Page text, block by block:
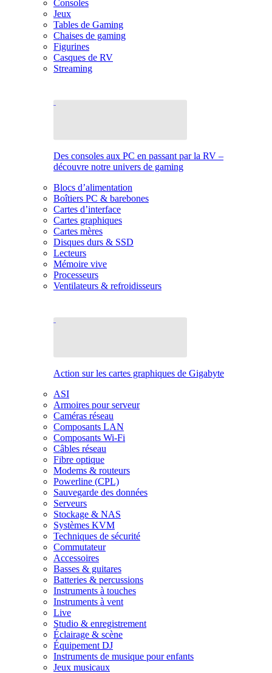
Consoles
Jeux
Tables de Gaming
Chaises de gaming
Figurines
Casques de RV
Streaming
Des consoles aux PC en passant par la RV –
découvre notre univers de gaming
Blocs d’alimentation
Boîtiers PC & barebones
Cartes d’interface
Cartes graphiques
Cartes mères
Disques durs & SSD
Lecteurs
Mémoire vive
Processeurs
Ventilateurs & refroidisseurs
Action sur les cartes graphiques de Gigabyte
ASI
Armoires pour serveur
Caméras réseau
Composants LAN
Composants Wi-Fi
Câbles réseau
Fibre optique
Modems & routeurs
Powerline (CPL)
Sauvegarde des données
Serveurs
Stockage & NAS
Systèmes KVM
Techniques de sécurité
Commutateur
Accessoires
Basses & guitares
Batteries & percussions
Instruments à touches
Instruments à vent
Live
Studio & enregistrement
Éclairage & scène
Équipement DJ
Instruments de musique pour enfants
Jeux musicaux